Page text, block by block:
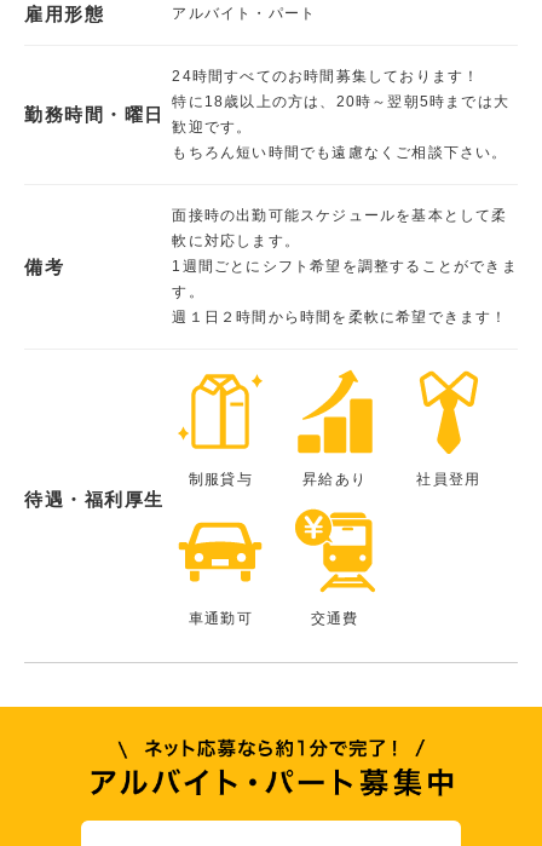
雇用形態 アルバイト・パート
勤務時間・曜日
24時間すべてのお時間募集しております！
特に18歳以上の方は、20時～翌朝5時までは大
歓迎です。
もちろん短い時間でも遠慮なくご相談下さい。
備考
面接時の出勤可能スケジュールを基本として柔
軟に対応します。
1週間ごとにシフト希望を調整することができま
す。
週１日２時間から時間を柔軟に希望できます！
待遇・福利厚生
制服貸与 昇給あり 社員登用
車通勤可 交通費